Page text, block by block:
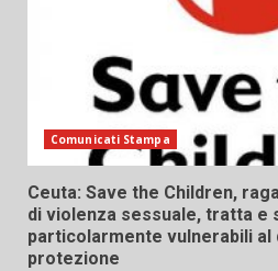
Comunicati Stampa
Ceuta: Save the Children,
di violenza sessuale, tratta e
particolarmente vulnerabili
protezione